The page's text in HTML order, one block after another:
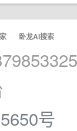
· 卧龙AI搜索
号